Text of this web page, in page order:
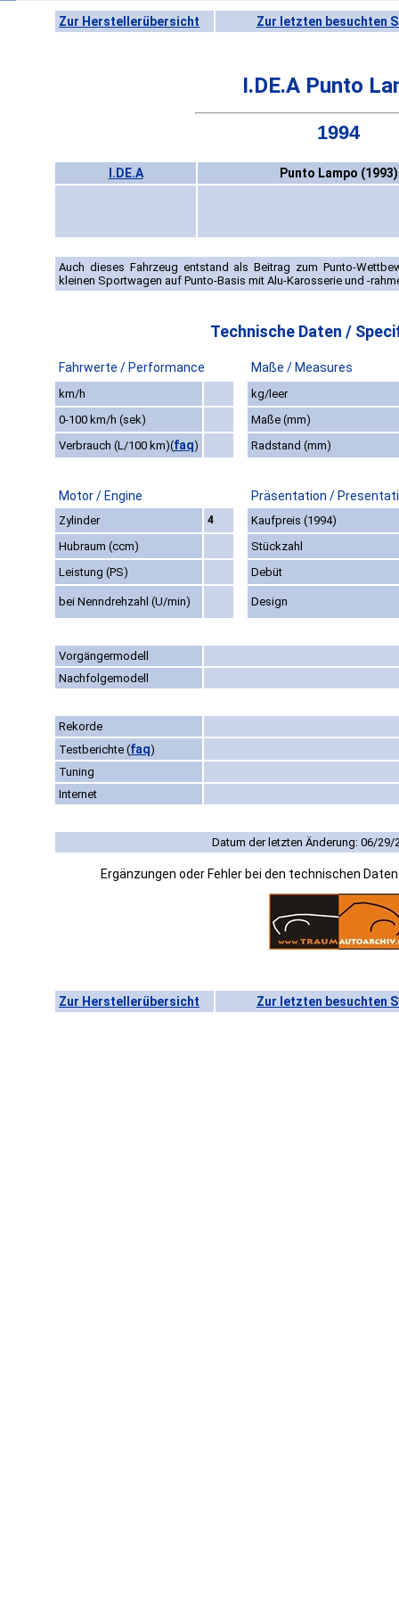
Zur Herstellerübersicht Zur letzten besuchten
I.DE.A Punto
1994
I.DE.A Punto Lampo (1993)
Auch dieses Fahrzeug entstand als Beitrag zum Punto-
kleinen Sportwagen auf Punto-Basis mit Alu-Karosserie und -
Technische Daten /
Fahrwerte / Performance Maße / Measures
km/h
kg/leer
0-100 km/h (sek)
Maße (mm)
Verbrauch (L/100 km)(faq) Radstand (mm)
Motor / Engine Präsentation /
Zylinder 4
Kaufpreis (1994)
Hubraum (ccm)
Stückzahl
Leistung (PS)
Debüt
bei Nenndrehzahl (U/min) Design
Vorgängermodell
Nachfolgemodell
Rekorde
Testberichte (faq)
Tuning
Internet
Datum der letzten Änderung: 06/29/
Ergänzungen oder Fehler bei den technischen
Zur Herstellerübersicht Zur letzten besuchten